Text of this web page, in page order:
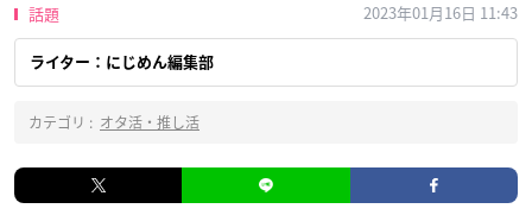
話題 2023年01月16日 11:43
ライター：にじめん編集部
カテゴリ : オタ活・推し活